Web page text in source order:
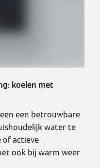
koelen met
een betrouwbare
water te
actieve
ook bij warm weer